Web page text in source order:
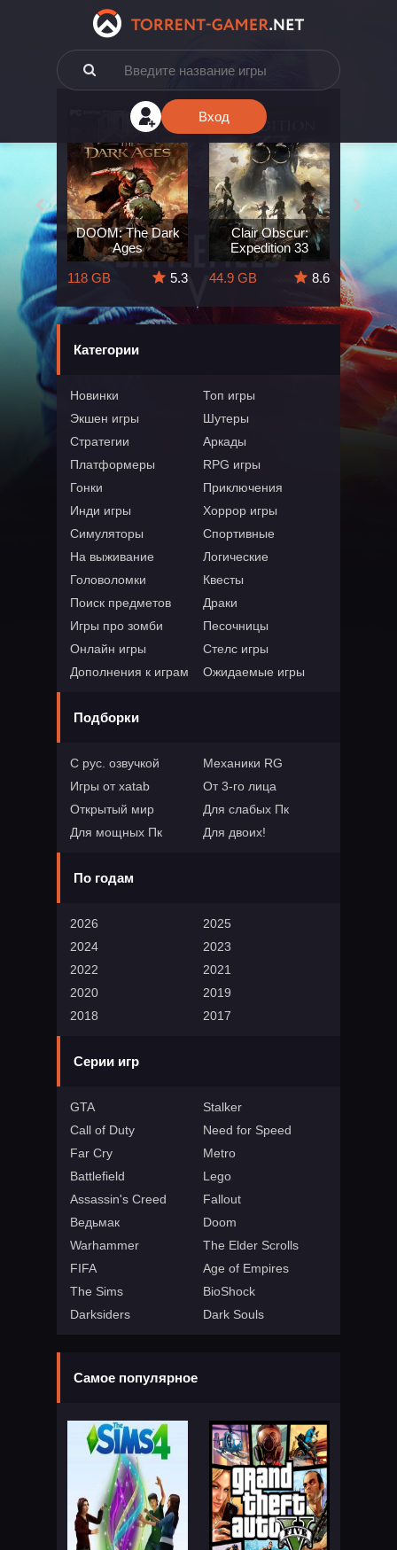
Вход
The
5.7
DOOM: The Dark
Ages
118 GB
5.3
Clair Obscur:
Expedition 33
44.9 GB
8.6
164 GB
Категории
Новинки
Топ игры
Экшен игры
Шутеры
Стратегии
Аркады
Платформеры
RPG игры
Гонки
Приключения
Инди игры
Хоррор игры
Симуляторы
Спортивные
На выживание
Логические
Головоломки
Квесты
Поиск предметов
Драки
Игры про зомби
Песочницы
Онлайн игры
Стелс игры
Дополнения к играм
Ожидаемые игры
Подборки
С рус. озвучкой
Механики RG
Игры от xatab
От 3-го лица
Открытый мир
Для слабых Пк
Для мощных Пк
Для двоих!
По годам
2026
2025
2024
2023
2022
2021
2020
2019
2018
2017
Серии игр
GTA
Stalker
Call of Duty
Need for Speed
Far Cry
Metro
Battlefield
Lego
Assassin's Creed
Fallout
Ведьмак
Doom
Warhammer
The Elder Scrolls
FIFA
Age of Empires
The Sims
BioShock
Darksiders
Dark Souls
Самое популярное